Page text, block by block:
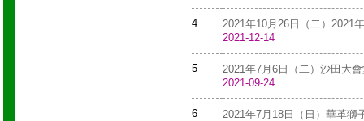
4
2021年10月26日（二）2021
2021-12-14
5
2021年7月6日（二）沙田大
2021-09-24
6
2021年7月18日（日）華革獅